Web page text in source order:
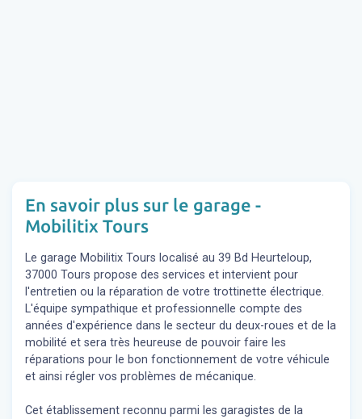
En savoir plus sur le garage -
Mobilitix Tours
Le garage Mobilitix Tours localisé au 39 Bd Heurteloup,
37000 Tours propose des services et intervient pour
l'entretien ou la réparation de votre trottinette électrique.
L'équipe sympathique et professionnelle compte des
années d'expérience dans le secteur du deux-roues et de la
mobilité et sera très heureuse de pouvoir faire les
réparations pour le bon fonctionnement de votre véhicule
et ainsi régler vos problèmes de mécanique.
Cet établissement reconnu parmi les garagistes de la